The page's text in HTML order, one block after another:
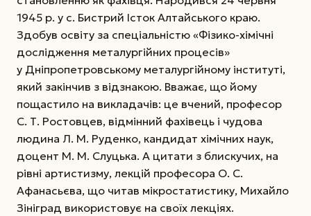
1945 р. у с. Бистрий Істок Алтайського краю.
Здобув освіту за спеціальністю «Фізико-хімічні
дослідження металургійних процесів»
у Дніпропетровському металургійному інституті,
який закінчив з відзнакою. Вважає, що йому
пощастило на викладачів: це вчений, професор
С. Т. Ростовцев, відмінний фахівець і чудова
людина Л. М. Руденко, кандидат хімічних наук,
доцент М. М. Слуцька. А цитати з блискучих, на
рівні артистизму, лекцій професора О. С.
Афанасьєва, що читав мікростатистику, Михайло
Зініград використовує на своїх лекціях.